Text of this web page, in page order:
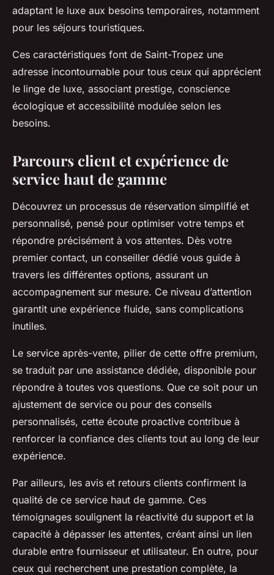
adaptant le luxe aux besoins temporaires, notamment
pour les séjours touristiques.
Ces caractéristiques font de Saint-Tropez une
adresse incontournable pour tous ceux qui apprécient
le linge de luxe, associant prestige, conscience
écologique et accessibilité modulée selon les
besoins.
Parcours client et expérience de
service haut de gamme
Découvrez un processus de réservation simplifié et
personnalisé, pensé pour optimiser votre temps et
répondre précisément à vos attentes. Dès votre
premier contact, un conseiller dédié vous guide à
travers les différentes options, assurant un
accompagnement sur mesure. Ce niveau d’attention
garantit une expérience fluide, sans complications
inutiles.
Le service après-vente, pilier de cette offre premium,
se traduit par une assistance dédiée, disponible pour
répondre à toutes vos questions. Que ce soit pour un
ajustement de service ou pour des conseils
personnalisés, cette écoute proactive contribue à
renforcer la confiance des clients tout au long de leur
expérience.
Par ailleurs, les avis et retours clients confirment la
qualité de ce service haut de gamme. Ces
témoignages soulignent la réactivité du support et la
capacité à dépasser les attentes, créant ainsi un lien
durable entre fournisseur et utilisateur. En outre, pour
ceux qui recherchent une prestation complète, la